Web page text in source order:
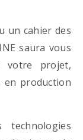
un cahier des
saura vous
votre projet,
en production